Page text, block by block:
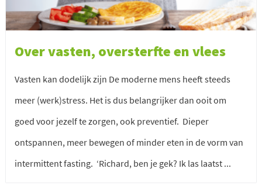
Over vasten, oversterfte en vlees
Vasten kan dodelijk zijn De moderne mens heeft steeds
meer (werk)stress. Het is dus belangrijker dan ooit om
goed voor jezelf te zorgen, ook preventief. Dieper
ontspannen, meer bewegen of minder eten in de vorm van
intermittent fasting. ‘Richard, ben je gek? Ik las laatst ...